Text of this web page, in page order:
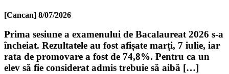
[Cancan] 8/07/2026
Prima sesiune a examenului de Bacalaureat 2026 s-a
încheiat. Rezultatele au fost afișate marți, 7 iulie, iar
rata de promovare a fost de 74,8%. Pentru ca un
elev să fie considerat admis trebuie să aibă […]